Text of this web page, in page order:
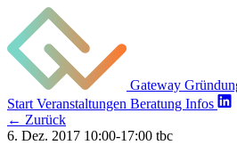
Gateway
Start Veranstaltungen Beratung Infos
← Zurück
6. Dez. 2017 10:00-17:00 tbc